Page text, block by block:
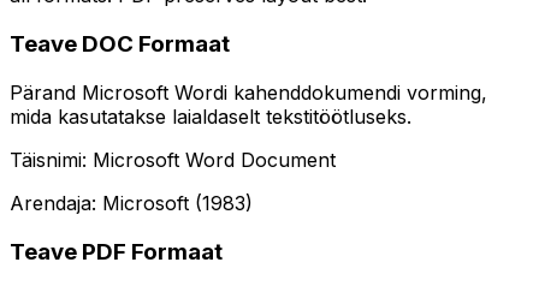
Teave DOC Formaat
Pärand Microsoft Wordi kahenddokumendi vorming,
mida kasutatakse laialdaselt tekstitöötluseks.
Täisnimi: Microsoft Word Document
Arendaja: Microsoft (1983)
Teave PDF Formaat